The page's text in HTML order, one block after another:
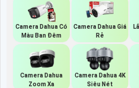
Camera Dahua Có
Màu Ban Đêm
Camera Dahua Giá
Rẻ
Camera Dahua
Zoom Xa
Camera Dahua 4K
Siêu Nét